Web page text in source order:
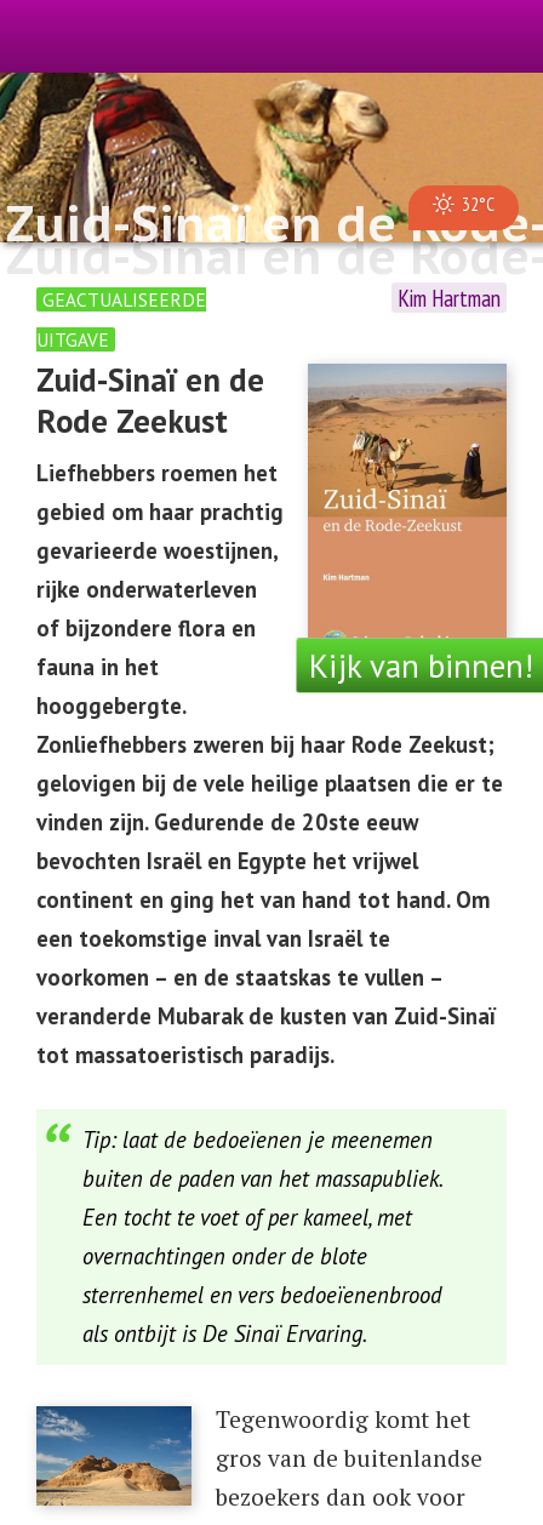
Zuid-Sinaï en de
Zuid-Sinaï en de 32°C
Kim Hartman
Kijk van binnen!
GEACTUALISEERDE
UITGAVE
Zuid-Sinaï en de
Rode Zeekust
Liefhebbers roemen het
gebied om haar prachtig
gevarieerde woestijnen,
rijke onderwaterleven
of bijzondere flora en
fauna in het
hooggebergte.
Zonliefhebbers zweren bij haar Rode Zeekust;
gelovigen bij de vele heilige plaatsen die er te
vinden zijn. Gedurende de 20ste eeuw
bevochten Israël en Egypte het vrijwel
continent en ging het van hand tot hand. Om
een toekomstige inval van Israël te
voorkomen – en de staatskas te vullen –
veranderde Mubarak de kusten van Zuid-Sinaï
tot massatoeristisch paradijs.
Tip: laat de bedoeïenen je meenemen
buiten de paden van het massapubliek.
Een tocht te voet of per kameel, met
overnachtingen onder de blote
sterrenhemel en vers bedoeïenenbrood
als ontbijt is De Sinaï Ervaring.
Tegenwoordig komt het
gros van de buitenlandse
bezoekers dan ook voor